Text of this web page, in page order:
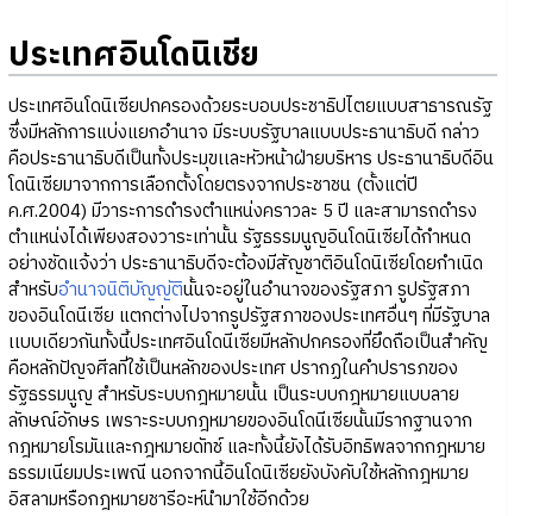
ประเทศอินโดนิเชีย
ประเทศอินโดนิเซียปกครองด้วยระบอบประชาธิปไตยแบบสาธารณรัฐ
ซึ่งมีหลักการแบ่งแยกอำนาจ มีระบบรัฐบาลแบบประธานาธิบดี กล่าว
คือประธานาธิบดีเป็นทั้งประมุขเเละหัวหน้าฝ่ายบริหาร ประธานาธิบดีอิน
โดนิเซียมาจากการเลือกตั้งโดยตรงจากประชาชน (ตั้งแต่ปี
ค.ศ.2004) มีวาระการดำรงตำแหน่งคราวละ 5 ปี และสามารถดำรง
ตำแหน่งได้เพียงสองวาระเท่านั้น รัฐธรรมนูญอินโดนิเซียได้กำหนด
อย่างชัดแจ้งว่า ประธานาธิบดีจะต้องมีสัญชาติอินโดนิเซียโดยกำเนิด
สำหรับอำนาจนิติบัญญัตินั้นจะอยู่ในอำนาจของรัฐสภา รูปรัฐสภา
ของอินโดนีเซีย แตกต่างไปจากรูปรัฐสภาของประเทศอื่นๆ ที่มีรัฐบาล
เเบบเดียวกันทั้งนี้ประเทศอินโดนีเซียมีหลักปกครองที่ยึดถือเป็นสำคัญ
คือหลักปัญจศีลที่ใช้เป็นหลักของประเทศ ปรากฏในคำปรารภของ
รัฐธรรมนูญ สำหรับระบบกฎหมายนั้น เป็นระบบกฎหมายแบบลาย
ลักษณ์อักษร เพราะระบบกฎหมายของอินโดนีเซียนั้นมีรากฐานจาก
กฎหมายโรมันและกฎหมายดัทช์ และทั้งนี้ยังได้รับอิทธิพลจากกฎหมาย
ธรรมเนียมประเพณี นอกจากนี้อินโดนิเซียยังบังคับใช้หลักกฎหมาย
อิสลามหรือกฎหมายชารีอะห์นำมาใช้อีกด้วย